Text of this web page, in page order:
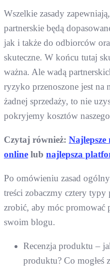
Wszelkie zasady
partnerskie będą
jak i także do odbiorców
skuteczne. W końcu tutaj
ważna. Ale wadą
ryzyko przenoszone jest na
żadnej sprzedaży, to nie
pokryjemy kosztów
Czytaj również:
online lub najlepsza
Po omówieniu zasad
treści zobaczmy cztery
zrobić, aby móc promować
swoim blogu.
Recenzja produktu –
produktu? Co mogłeś